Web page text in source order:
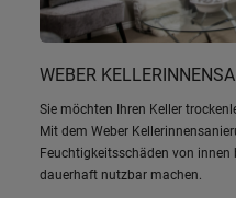
WEBER
Sie möchten Ihren Keller
Mit dem Weber
Feuchtigkeitsschäden von
dauerhaft nutzbar machen.